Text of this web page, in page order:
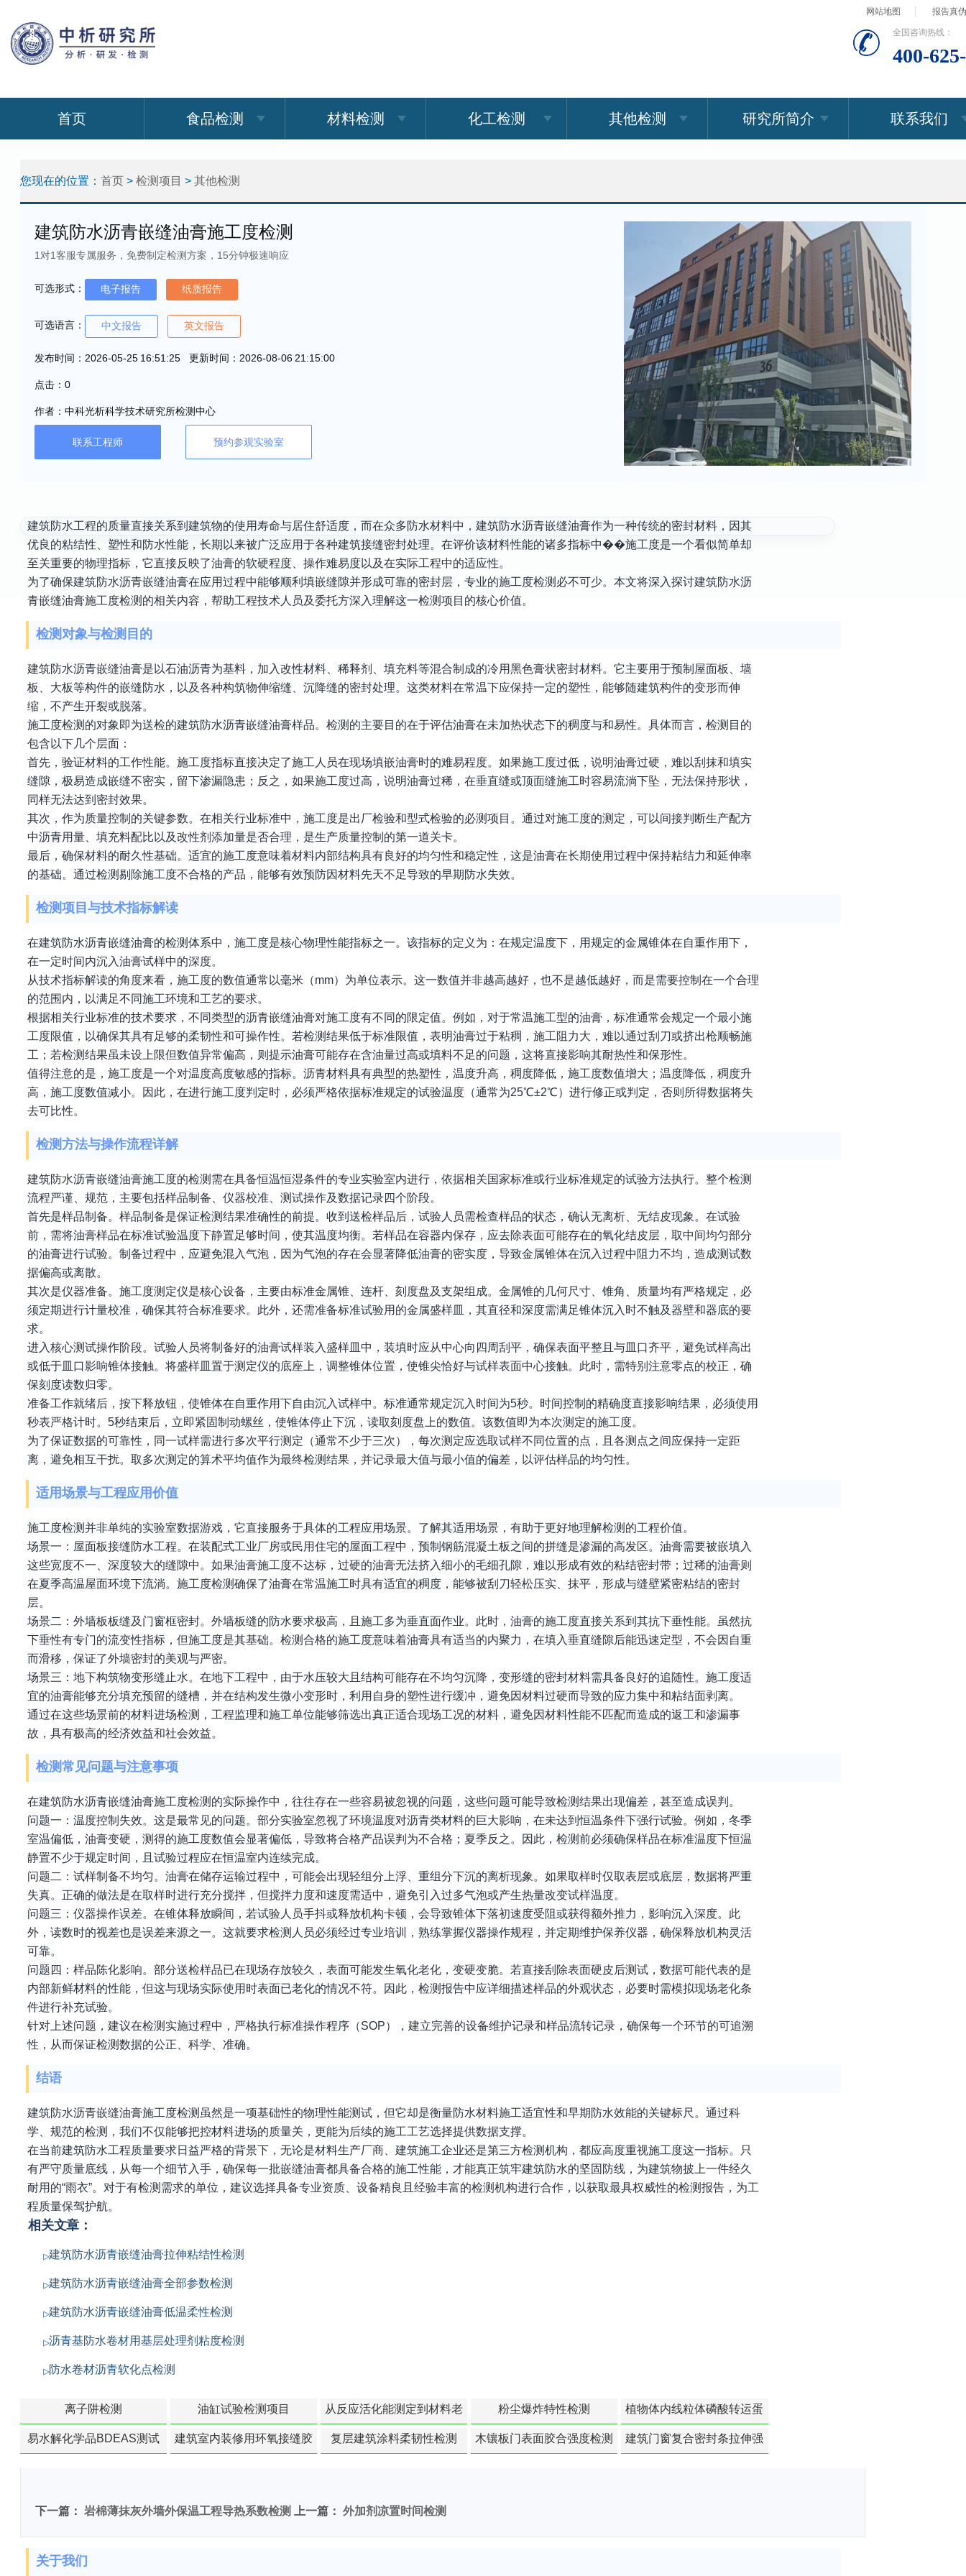
网站地图 报告真
全国咨询热线：
400-
首页 食品检测 材料检测 化工检测 其他检测 研究所简介 联系我们
您现在的位置： 首页 > 检测项目 > 其他检测
建筑防水沥青嵌缝油膏施工度检测
1对1客服专属服务，免费制定检测方案，15分钟极速响应
可选形式： 电子报告 纸质报告
可选语言： 中文报告 英文报告
发布时间：2026-05-25 16:51:25 更新时间：2026-08-06 21:15:00
点击：0
作者：中科光析科学技术研究所检测中心
联系工程师 预约参观实验室
建筑防水工程的质量直接关系到建筑物的使用寿命与居住舒适度，而在众多防水材料中，建筑防水沥青嵌缝油膏作为一种传统的密封材料，因其
优良的粘结性、塑性和防水性能，长期以来被广泛应用于各种建筑接缝密封处理。在评价该材料性能的诸多指标中��施工度是一个看似简单却
至关重要的物理指标，它直接反映了油膏的软硬程度、操作难易度以及在实际工程中的适应性。
为了确保建筑防水沥青嵌缝油膏在应用过程中能够顺利填嵌缝隙并形成可靠的密封层，专业的施工度检测必不可少。本文将深入探讨建筑防水沥
青嵌缝油膏施工度检测的相关内容，帮助工程技术人员及委托方深入理解这一检测项目的核心价值。
检测对象与检测目的
建筑防水沥青嵌缝油膏是以石油沥青为基料，加入改性材料、稀释剂、填充料等混合制成的冷用黑色膏状密封材料。它主要用于预制屋面板、墙
板、大板等构件的嵌缝防水，以及各种构筑物伸缩缝、沉降缝的密封处理。这类材料在常温下应保持一定的塑性，能够随建筑构件的变形而伸
缩，不产生开裂或脱落。
施工度检测的对象即为送检的建筑防水沥青嵌缝油膏样品。检测的主要目的在于评估油膏在未加热状态下的稠度与和易性。具体而言，检测目的
包含以下几个层面：
首先，验证材料的工作性能。施工度指标直接决定了施工人员在现场填嵌油膏时的难易程度。如果施工度过低，说明油膏过硬，难以刮抹和填实
缝隙，极易造成嵌缝不密实，留下渗漏隐患；反之，如果施工度过高，说明油膏过稀，在垂直缝或顶面缝施工时容易流淌下坠，无法保持形状，
同样无法达到密封效果。
其次，作为质量控制的关键参数。在相关行业标准中，施工度是出厂检验和型式检验的必测项目。通过对施工度的测定，可以间接判断生产配方
中沥青用量、填充料配比以及改性剂添加量是否合理，是生产质量控制的第一道关卡。
最后，确保材料的耐久性基础。适宜的施工度意味着材料内部结构具有良好的均匀性和稳定性，这是油膏在长期使用过程中保持粘结力和延伸率
的基础。通过检测剔除施工度不合格的产品，能够有效预防因材料先天不足导致的早期防水失效。
检测项目与技术指标解读
在建筑防水沥青嵌缝油膏的检测体系中，施工度是核心物理性能指标之一。该指标的定义为：在规定温度下，用规定的金属锥体在自重作用下，
在一定时间内沉入油膏试样中的深度。
从技术指标解读的角度来看，施工度的数值通常以毫米（mm）为单位表示。这一数值并非越高越好，也不是越低越好，而是需要控制在一个合理
的范围内，以满足不同施工环境和工艺的要求。
根据相关行业标准的技术要求，不同类型的沥青嵌缝油膏对施工度有不同的限定值。例如，对于常温施工型的油膏，标准通常会规定一个最小施
工度限值，以确保其具有足够的柔韧性和可操作性。若检测结果低于标准限值，表明油膏过于粘稠，施工阻力大，难以通过刮刀或挤出枪顺畅施
工；若检测结果虽未设上限但数值异常偏高，则提示油膏可能存在含油量过高或填料不足的问题，这将直接影响其耐热性和保形性。
值得注意的是，施工度是一个对温度高度敏感的指标。沥青材料具有典型的热塑性，温度升高，稠度降低，施工度数值增大；温度降低，稠度升
高，施工度数值减小。因此，在进行施工度判定时，必须严格依据标准规定的试验温度（通常为25℃±2℃）进行修正或判定，否则所得数据将失
去可比性。
检测方法与操作流程详解
建筑防水沥青嵌缝油膏施工度的检测需在具备恒温恒湿条件的专业实验室内进行，依据相关国家标准或行业标准规定的试验方法执行。整个检测
流程严谨、规范，主要包括样品制备、仪器校准、测试操作及数据记录四个阶段。
首先是样品制备。样品制备是保证检测结果准确性的前提。收到送检样品后，试验人员需检查样品的状态，确认无离析、无结皮现象。在试验
前，需将油膏样品在标准试验温度下静置足够时间，使其温度均衡。若样品在容器内保存，应去除表面可能存在的氧化结皮层，取中间均匀部分
的油膏进行试验。制备过程中，应避免混入气泡，因为气泡的存在会显著降低油膏的密实度，导致金属锥体在沉入过程中阻力不均，造成测试数
据偏高或离散。
其次是仪器准备。施工度测定仪是核心设备，主要由标准金属锥、连杆、刻度盘及支架组成。金属锥的几何尺寸、锥角、质量均有严格规定，必
须定期进行计量校准，确保其符合标准要求。此外，还需准备标准试验用的金属盛样皿，其直径和深度需满足锥体沉入时不触及器壁和器底的要
求。
进入核心测试操作阶段。试验人员将制备好的油膏试样装入盛样皿中，装填时应从中心向四周刮平，确保表面平整且与皿口齐平，避免试样高出
或低于皿口影响锥体接触。将盛样皿置于测定仪的底座上，调整锥体位置，使锥尖恰好与试样表面中心接触。此时，需特别注意零点的校正，确
保刻度读数归零。
准备工作就绪后，按下释放钮，使锥体在自重作用下自由沉入试样中。标准通常规定沉入时间为5秒。时间控制的精确度直接影响结果，必须使用
秒表严格计时。5秒结束后，立即紧固制动螺丝，使锥体停止下沉，读取刻度盘上的数值。该数值即为本次测定的施工度。
为了保证数据的可靠性，同一试样需进行多次平行测定（通常不少于三次），每次测定应选取试样不同位置的点，且各测点之间应保持一定距
离，避免相互干扰。取多次测定的算术平均值作为最终检测结果，并记录最大值与最小值的偏差，以评估样品的均匀性。
适用场景与工程应用价值
施工度检测并非单纯的实验室数据游戏，它直接服务于具体的工程应用场景。了解其适用场景，有助于更好地理解检测的工程价值。
场景一：屋面板接缝防水工程。在装配式工业厂房或民用住宅的屋面工程中，预制钢筋混凝土板之间的拼缝是渗漏的高发区。油膏需要被嵌填入
这些宽度不一、深度较大的缝隙中。如果油膏施工度不达标，过硬的油膏无法挤入细小的毛细孔隙，难以形成有效的粘结密封带；过稀的油膏则
在夏季高温屋面环境下流淌。施工度检测确保了油膏在常温施工时具有适宜的稠度，能够被刮刀轻松压实、抹平，形成与缝壁紧密粘结的密封
层。
场景二：外墙板板缝及门窗框密封。外墙板缝的防水要求极高，且施工多为垂直面作业。此时，油膏的施工度直接关系到其抗下垂性能。虽然抗
下垂性有专门的流变性指标，但施工度是其基础。检测合格的施工度意味着油膏具有适当的内聚力，在填入垂直缝隙后能迅速定型，不会因自重
而滑移，保证了外墙密封的美观与严密。
场景三：地下构筑物变形缝止水。在地下工程中，由于水压较大且结构可能存在不均匀沉降，变形缝的密封材料需具备良好的追随性。施工度适
宜的油膏能够充分填充预留的缝槽，并在结构发生微小变形时，利用自身的塑性进行缓冲，避免因材料过硬而导致的应力集中和粘结面剥离。
通过在这些场景前的材料进场检测，工程监理和施工单位能够筛选出真正适合现场工况的材料，避免因材料性能不匹配而造成的返工和渗漏事
故，具有极高的经济效益和社会效益。
检测常见问题与注意事项
在建筑防水沥青嵌缝油膏施工度检测的实际操作中，往往存在一些容易被忽视的问题，这些问题可能导致检测结果出现偏差，甚至造成误判。
问题一：温度控制失效。这是最常见的问题。部分实验室忽视了环境温度对沥青类材料的巨大影响，在未达到恒温条件下强行试验。例如，冬季
室温偏低，油膏变硬，测得的施工度数值会显著偏低，导致将合格产品误判为不合格；夏季反之。因此，检测前必须确保样品在标准温度下恒温
静置不少于规定时间，且试验过程应在恒温室内连续完成。
问题二：试样制备不均匀。油膏在储存运输过程中，可能会出现轻组分上浮、重组分下沉的离析现象。如果取样时仅取表层或底层，数据将严重
失真。正确的做法是在取样时进行充分搅拌，但搅拌力度和速度需适中，避免引入过多气泡或产生热量改变试样温度。
问题三：仪器操作误差。在锥体释放瞬间，若试验人员手抖或释放机构卡顿，会导致锥体下落初速度受阻或获得额外推力，影响沉入深度。此
外，读数时的视差也是误差来源之一。这就要求检测人员必须经过专业培训，熟练掌握仪器操作规程，并定期维护保养仪器，确保释放机构灵活
可靠。
问题四：样品陈化影响。部分送检样品已在现场存放较久，表面可能发生氧化老化，变硬变脆。若直接刮除表面硬皮后测试，数据可能代表的是
内部新鲜材料的性能，但这与现场实际使用时表面已老化的情况不符。因此，检测报告中应详细描述样品的外观状态，必要时需模拟现场老化条
件进行补充试验。
针对上述问题，建议在检测实施过程中，严格执行标准操作程序（SOP），建立完善的设备维护记录和样品流转记录，确保每一个环节的可追溯
性，从而保证检测数据的公正、科学、准确。
结语
建筑防水沥青嵌缝油膏施工度检测虽然是一项基础性的物理性能测试，但它却是衡量防水材料施工适宜性和早期防水效能的关键标尺。通过科
学、规范的检测，我们不仅能够把控材料进场的质量关，更能为后续的施工工艺选择提供数据支撑。
在当前建筑防水工程质量要求日益严格的背景下，无论是材料生产厂商、建筑施工企业还是第三方检测机构，都应高度重视施工度这一指标。只
有严守质量底线，从每一个细节入手，确保每一批嵌缝油膏都具备合格的施工性能，才能真正筑牢建筑防水的坚固防线，为建筑物披上一件经久
耐用的“雨衣”。对于有检测需求的单位，建议选择具备专业资质、设备精良且经验丰富的检测机构进行合作，以获取最具权威性的检测报告，为工
程质量保驾护航。
相关文章：
建筑防水沥青嵌缝油膏拉伸粘结性检测
建筑防水沥青嵌缝油膏全部参数检测
建筑防水沥青嵌缝油膏低温柔性检测
沥青基防水卷材用基层处理剂粘度检测
防水卷材沥青软化点检测
离子阱检测 油缸试验检测项目
从反应活化能测定到材料老
化寿命预测的经典模型
粉尘爆炸特性检测
植物体内线粒体磷酸转运蛋
白活性检测
易水解化学品BDEAS测试
建筑室内装修用环氧接缝胶
复层建筑涂料柔韧性检测 木镶板门表面胶合强度检测
建筑门窗复合密封条拉伸强
下一篇： 岩棉薄抹灰外墙外保温工程导热系数检测 上一篇： 外加剂凉置时间检测
关于我们